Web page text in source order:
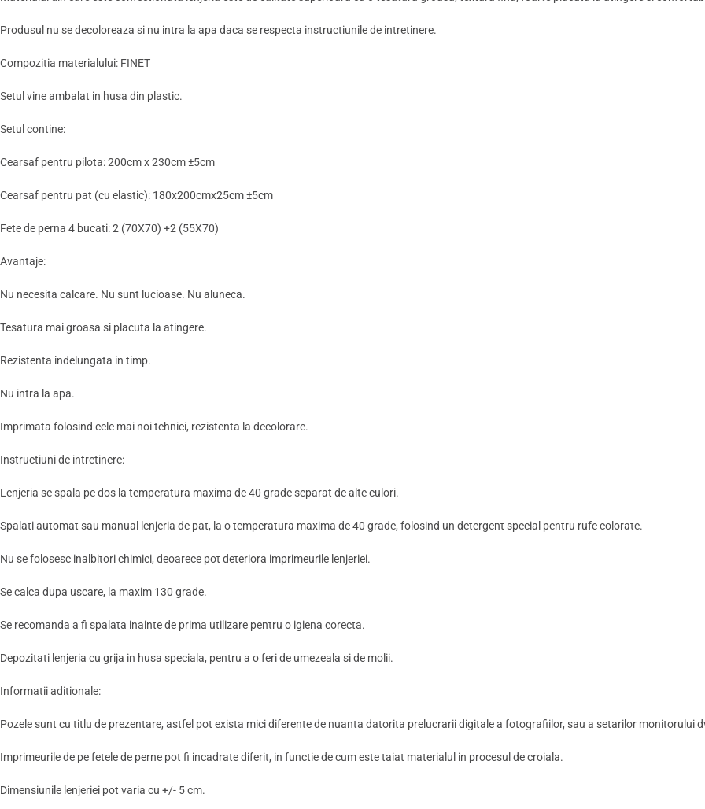
Produsul nu se decoloreaza si nu intra la apa daca se respecta instructiunile de intretinere.
Compozitia materialului: FINET
Setul vine ambalat in husa din plastic.
Setul contine:
Cearsaf pentru pilota: 200cm x 230cm ±5cm
Cearsaf pentru pat (cu elastic): 180x200cmx25cm ±5cm
Fete de perna 4 bucati: 2 (70X70) +2 (55X70)
Avantaje:
Nu necesita calcare. Nu sunt lucioase. Nu aluneca.
Tesatura mai groasa si placuta la atingere.
Rezistenta indelungata in timp.
Nu intra la apa.
Imprimata folosind cele mai noi tehnici, rezistenta la decolorare.
Instructiuni de intretinere:
Lenjeria se spala pe dos la temperatura maxima de 40 grade separat de alte culori.
Spalati automat sau manual lenjeria de pat, la o temperatura maxima de 40 grade, folosind un detergent special pentru rufe colorate.
Nu se folosesc inalbitori chimici, deoarece pot deteriora imprimeurile lenjeriei.
Se calca dupa uscare, la maxim 130 grade.
Se recomanda a fi spalata inainte de prima utilizare pentru o igiena corecta.
Depozitati lenjeria cu grija in husa speciala, pentru a o feri de umezeala si de molii.
Informatii aditionale:
Pozele sunt cu titlu de prezentare, astfel pot exista mici diferente de nuanta datorita prelucrarii digitale a fotografiilor, sau a setarilor monitorului
Imprimeurile de pe fetele de perne pot fi incadrate diferit, in functie de cum este taiat materialul in procesul de croiala.
Dimensiunile lenjeriei pot varia cu +/- 5 cm.